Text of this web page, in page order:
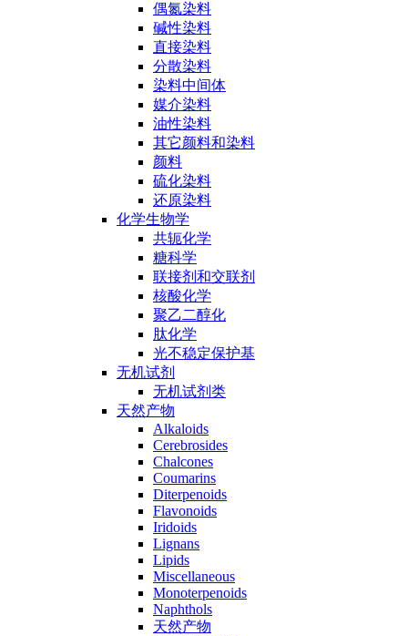
偶氮染料
碱性染料
直接染料
分散染料
染料中间体
媒介染料
油性染料
其它颜料和染料
颜料
硫化染料
还原染料
化学生物学
共轭化学
糖科学
联接剂和交联剂
核酸化学
聚乙二醇化
肽化学
光不稳定保护基
无机试剂
无机试剂类
天然产物
Alkaloids
Cerebrosides
Chalcones
Coumarins
Diterpenoids
Flavonoids
Iridoids
Lignans
Lipids
Miscellaneous
Monoterpenoids
Naphthols
天然产物